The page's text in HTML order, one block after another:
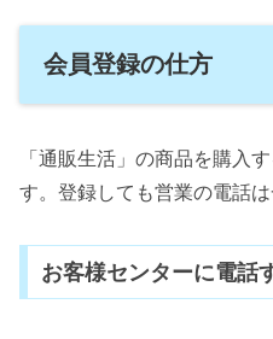
会員登録の仕方
「通販生活」の商品を購入
す。登録しても営業の電話
お客様センターに電話